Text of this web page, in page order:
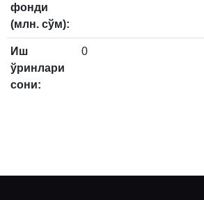
фонди
(млн. сўм):
Иш
ўринлари
сони:
0